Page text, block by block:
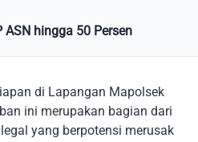
hingga 50 Persen
di Lapangan Mapolsek
ini merupakan bagian dari
yang berpotensi merusak